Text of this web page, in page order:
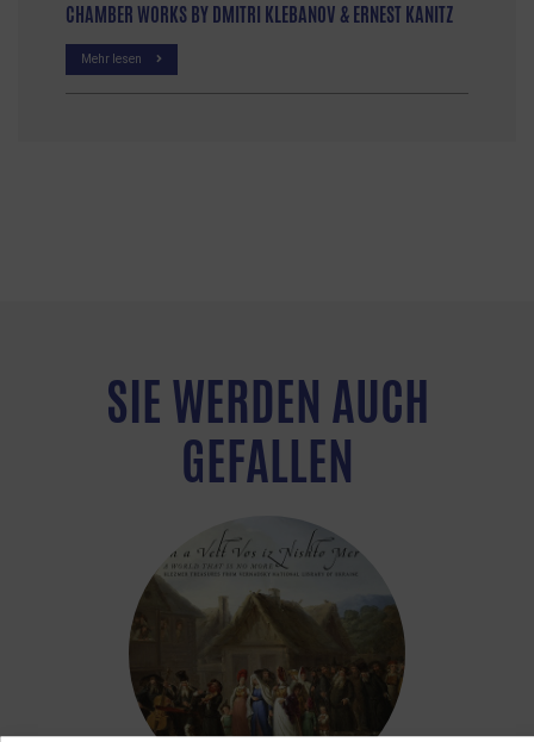
CHAMBER WORKS BY DMITRI KLEBANOV & ERNEST KANITZ
Mehr lesen
SIE WERDEN AUCH
GEFALLEN